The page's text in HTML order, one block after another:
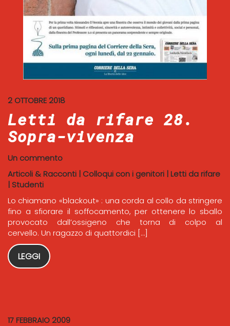
2 OTTOBRE 2018
Letti da rifare 28.
Sopra-vivenza
Un commento
Articoli & Racconti | Colloqui con i genitori | Letti da rifare
| Studenti
Lo chiamano «blackout» : una corda al collo da stringere
fino a sfiorare il soffocamento, per ottenere lo sballo
provocato dall’ossigeno che torna di colpo al
cervello. Un ragazzo di quattordici […]
LEGGI
17 FEBBRAIO 2009